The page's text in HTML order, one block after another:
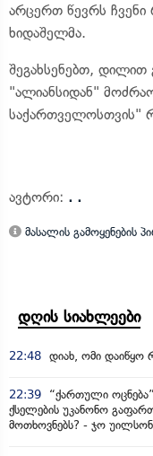
არცერთ წევრს ჩვენი
ხიდაშელმა.
შეგახსენებთ,
"ალიანსიდან"
საქართველოსთვის"
ავტორი: . .
მასალის გამოყენების
დღის სიახლეები
22:48 დიახ, ომი დაიწყო
22:39
“ქართული
ქსელების უკანონო
მოთხოვნებს? - ჯო